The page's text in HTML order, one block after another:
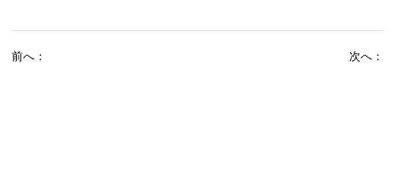
前へ： 次へ：